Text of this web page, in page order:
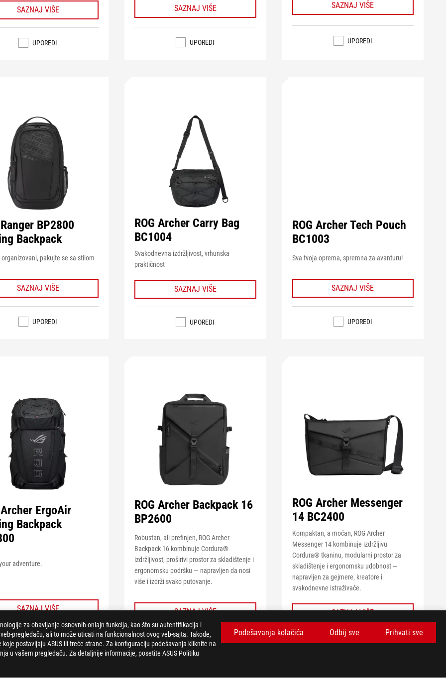
za obavljanje osnovnih onlajn funkcija, kao što su autentifikacija i
pregledaču, ali to može uticati na funkcionalnost ovog veb-sajta. Takođe,
postavljaju ASUS ili treće strane. Za konfiguraciju podešavanja kliknite na
u vašem pregledaču. Za detaljnije informacije, posetite ASUS Politiku
Podešavanja kolačića Odbij sve Prihvati sve
SAZNAJ VIŠE
UPOREDI
SAZNAJ VIŠE
UPOREDI
SAZNAJ VIŠE
UPOREDI
BP2800
Backpack
organizovani, pakujte se sa stilom
SAZNAJ VIŠE
UPOREDI
ROG Archer Carry Bag
BC1004
Svakodnevna izdržljivost, vrhunska
praktičnost
SAZNAJ VIŠE
UPOREDI
ROG Archer Tech Pouch
BC1003
Sva tvoja oprema, spremna za avanturu!
SAZNAJ VIŠE
UPOREDI
Archer ErgoAir
Backpack
adventure.
UPOREDI
ROG Archer Backpack 16
BP2600
Robustan, ali prefinjen, ROG Archer
Backpack 16 kombinuje Cordura®
izdržljivost, proširivi prostor za skladištenje i
ergonomsku podršku — napravljen da nosi
više i izdrži svako putovanje.
SAZNAJ VIŠE
UPOREDI
ROG Archer Messenger
14 BC2400
Kompaktan, a moćan, ROG Archer
Messenger 14 kombinuje izdržljivu
Cordura® tkaninu, modularni prostor za
skladištenje i ergonomsku udobnost —
napravljen za gejmere, kreatore i
svakodnevne istraživače.
VIDI MANJE
SAZNAJ VIŠE